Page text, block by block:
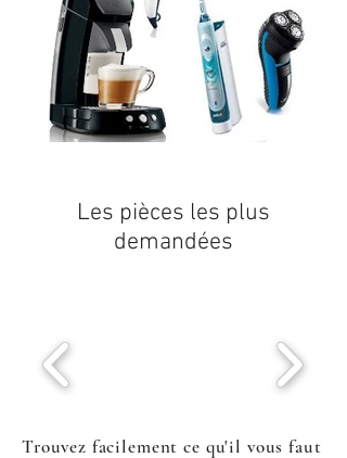
Les pièces les plus
demandées
Trouvez facilement ce qu'il vous faut